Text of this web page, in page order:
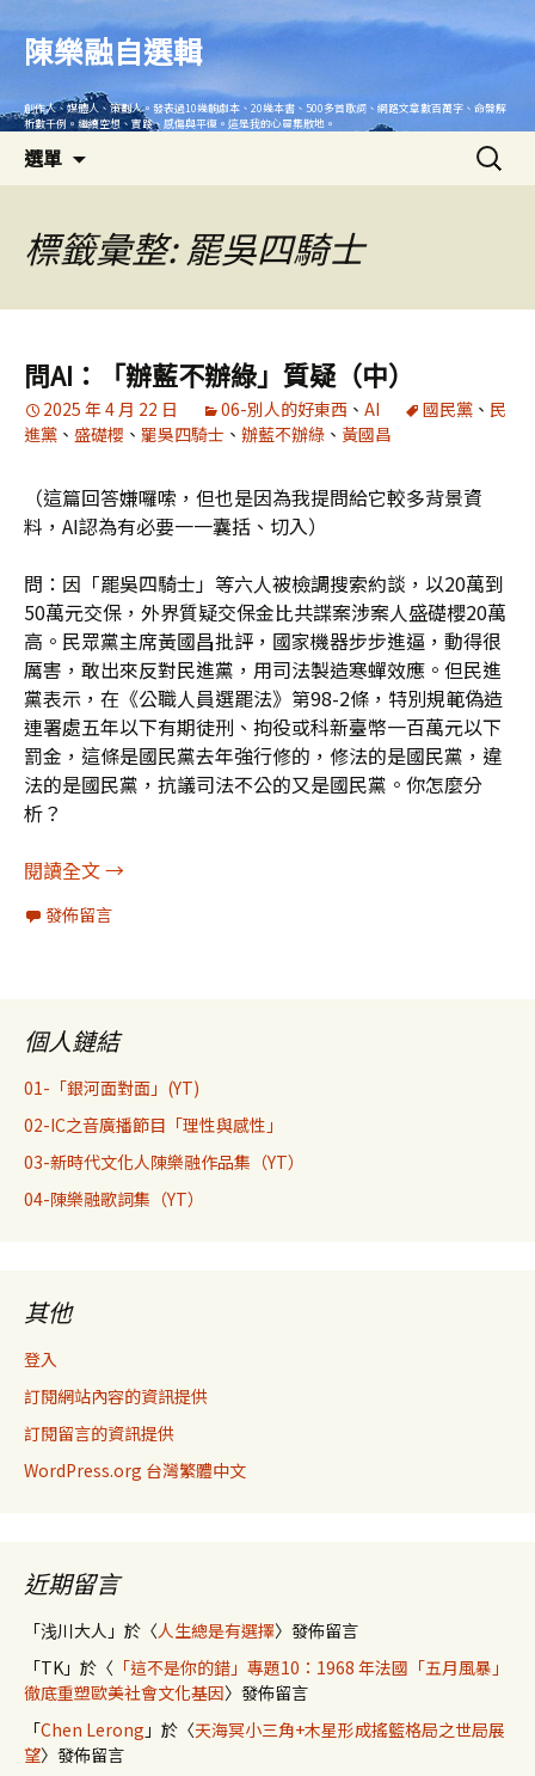
內
陳樂融自選輯
創作人、媒體人、策劃人。發表過10幾齣劇本、20幾本書、500多首歌詞、網路文章數百萬字、命盤解
析數千例。繼續空想、實踐、感傷與平復。這是我的心靈集散地。
選單
搜
尋
標籤彙整: 罷吳四騎士
問AI：「辦藍不辦綠」質疑（中）
2025 年 4 月 22 日 06-別人的好東西 、 AI 國民黨 、 民
進黨 、 盛礎櫻 、 罷吳四騎士 、 辦藍不辦綠 、 黃國昌
（這篇回答嫌囉嗦，但也是因為我提問給它較多背景資
料，AI認為有必要一一囊括、切入）
問：因「罷吳四騎士」等六人被檢調搜索約談，以20萬到
50萬元交保，外界質疑交保金比共諜案涉案人盛礎櫻20萬
高。民眾黨主席黃國昌批評，國家機器步步進逼，動得很
厲害，敢出來反對民進黨，用司法製造寒蟬效應。但民進
黨表示，在《公職人員選罷法》第98-2條，特別規範偽造
連署處五年以下有期徒刑、拘役或科新臺幣一百萬元以下
罰金，這條是國民黨去年強行修的，修法的是國民黨，違
法的是國民黨，抗議司法不公的又是國民黨。你怎麼分
析？
閱讀全文問AI：「辦藍不辦綠」質疑（中）
→
發佈留言
個人鏈結
01-「銀河面對面」(YT)
02-IC之音廣播節目「理性與感性」
03-新時代文化人陳樂融作品集（YT）
04-陳樂融歌詞集（YT）
其他
登入
訂閱網站內容的資訊提供
訂閱留言的資訊提供
WordPress.org 台灣繁體中文
近期留言
「浅川大人 」於〈人生總是有選擇〉發佈留言
「TK」於〈 「這不是你的錯」專題10：1968 年法國「五月風暴」
徹底重塑歐美社會文化基因〉發佈留言
「Chen Lerong 」於〈天海冥小三角+木星形成搖籃格局之世局展
望〉發佈留言